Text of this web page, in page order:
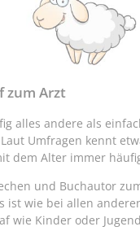
zum Arzt
alles andere als
Umfragen kennt
dem Alter immer
und Buchautor
wie bei allen
wie Kinder oder